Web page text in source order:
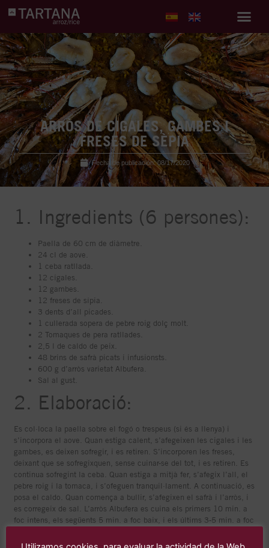
ARRÒS DE CIGALES, GAMBES I
FRESES DE SÈPIA
Fecha de publicación: 08/17/2020
1. Ingredients (6 persones):
Paella de 60 cm de diàmetre.
24 cl de aove.
1 ceba ratllada.
12 cigales.
12 gambes.
12 freses de sípia.
3 dents d’all picades.
1 cullerada sopera de pebre roig dolç molt.
2 Tomaques de pera ratllades.
2,5 l de caldo de peix.
48 brins de safrà picats i infusionsts.
600 g d’arròs varietat Albufera.
Sal al gust.
2. Elaboració:
Es col·loca la paella sobre el fogó o trespeus (si és a llenya) i
s’incorpora el aove. Quan estiga calent, s’afegeixen les cigales i les
gambes, es deixen sofregir, i es retiren. S’incorporen les freses,
deixant que se sofregixquen, sense cuinar-se del tot, i es retiren. Es
continua sofregint la ceba. Quan estiga a mitjà fer, s’afegix l’all, el
pebre roig i la tomaca, i s’ofeguen tranquil·lament. A continuació, es
posa el caldo. Quan comença a bullir, s’afegixen el safrà i l’arròs, i
es corregeix de sal. L’arròs Albufera es cuina els primers 10 min. a
foc intens, els següents 5 min. a foc baix, i els últims 3-5 min. a foc
cigales, les gambes i les freses.